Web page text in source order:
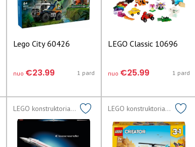
Lego City 60426
nuo €23.99 1 pard
LEGO Classic 10696
nuo €25.99 1 pard
LEGO konstruktoriai lego LEGO konstruktoriai lego